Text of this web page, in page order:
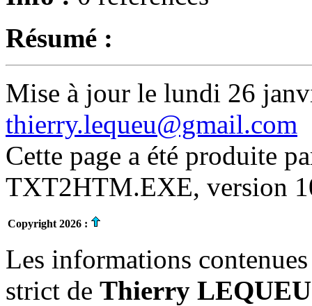
Résumé :
Mise à jour le lundi 26
thierry.lequeu@gmail.com
Cette page a été produite
TXT2HTM.EXE, version
Copyright 2026 :
Les informations
strict de Thierry LEQUEU